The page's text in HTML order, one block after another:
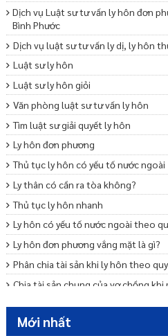
Dịch vụ Luật sư tư vấn ly hôn đơn
Bình Phước
Dịch vụ luật sư tư vấn ly dị, ly hôn
Luật sư ly hôn
Luật sư ly hôn giỏi
Văn phòng luật sư tư vấn ly hôn
Tìm luật sư giải quyết ly hôn
Ly hôn đơn phương
Thủ tục ly hôn có yếu tố nước ngoài
Ly thân có cần ra tòa không?
Thủ tục ly hôn nhanh
Ly hôn có yếu tố nước ngoài theo
Ly hôn đơn phương vắng mặt là gì?
Phân chia tài sản khi ly hôn theo
Chia tài sản chung của vợ chồng
Trình tự, thủ tục ly hôn thuận tình
Mới nhất